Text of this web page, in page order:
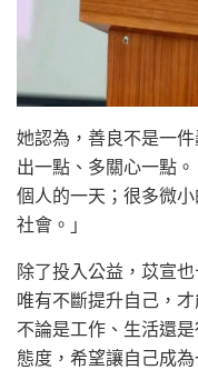
她認為，善良不是一
出一點、多關心一點
個人的一天；很多微
社會。」
除了投入公益，苡宣
唯有不斷提升自己，
不論是工作、生活還
態度，希望讓自己成